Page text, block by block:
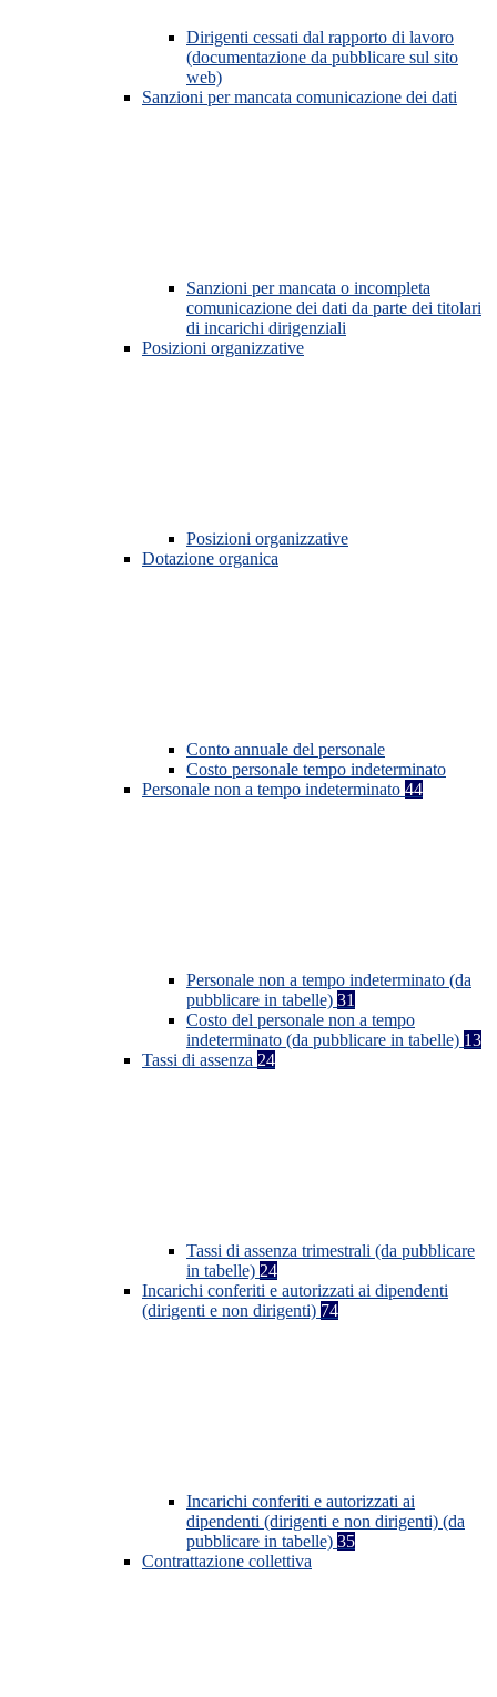
Dirigenti cessati dal rapporto di lavoro
(documentazione da pubblicare sul sito
web)
Sanzioni per mancata comunicazione dei dati
Sanzioni per mancata o incompleta
comunicazione dei dati da parte dei titolari
di incarichi dirigenziali
Posizioni organizzative
Posizioni organizzative
Dotazione organica
Conto annuale del personale
Costo personale tempo indeterminato
Personale non a tempo indeterminato 44
Personale non a tempo indeterminato (da
pubblicare in tabelle) 31
Costo del personale non a tempo
indeterminato (da pubblicare in tabelle) 13
Tassi di assenza 24
Tassi di assenza trimestrali (da pubblicare
in tabelle) 24
Incarichi conferiti e autorizzati ai dipendenti
(dirigenti e non dirigenti) 74
Incarichi conferiti e autorizzati ai
dipendenti (dirigenti e non dirigenti) (da
pubblicare in tabelle) 35
Contrattazione collettiva